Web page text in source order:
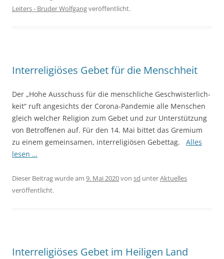
Leiters - Bruder Wolfgangveröffentlicht.
Interreligiöses Gebet für die Menschheit
Der „Hohe Aus­schuss für die mensch­li­che Geschwis­ter­lich­
keit“ ruft ange­sichts der Coro­na-Pan­de­mie alle Men­schen
gleich wel­cher Reli­gi­on zum Gebet und zur Unter­stüt­zung
von Betrof­fe­nen auf. Für den 14. Mai bit­tet das Gre­mi­um
zu einem gemein­sa­men, inter­re­li­giö­sen Gebet­tag. Alles
lesen …
Dieser Beitrag wurde am 9. Mai 2020von sd unterAktuelles
veröffentlicht.
Interreligiöses Gebet im Heiligen Land